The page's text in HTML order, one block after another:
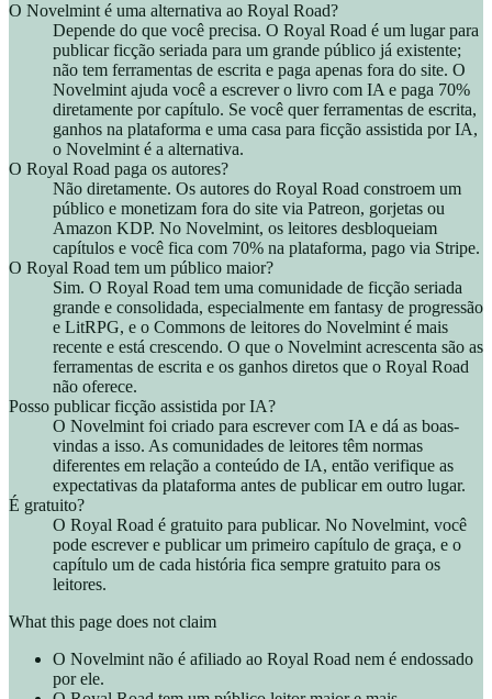
O Novelmint é uma alternativa ao Royal Road?
Depende do que você precisa. O Royal Road é um lugar para
publicar ficção seriada para um grande público já existente;
não tem ferramentas de escrita e paga apenas fora do site. O
Novelmint ajuda você a escrever o livro com IA e paga 70%
diretamente por capítulo. Se você quer ferramentas de escrita,
ganhos na plataforma e uma casa para ficção assistida por IA,
o Novelmint é a alternativa.
O Royal Road paga os autores?
Não diretamente. Os autores do Royal Road constroem um
público e monetizam fora do site via Patreon, gorjetas ou
Amazon KDP. No Novelmint, os leitores desbloqueiam
capítulos e você fica com 70% na plataforma, pago via Stripe.
O Royal Road tem um público maior?
Sim. O Royal Road tem uma comunidade de ficção seriada
grande e consolidada, especialmente em fantasy de progressão
e LitRPG, e o Commons de leitores do Novelmint é mais
recente e está crescendo. O que o Novelmint acrescenta são as
ferramentas de escrita e os ganhos diretos que o Royal Road
não oferece.
Posso publicar ficção assistida por IA?
O Novelmint foi criado para escrever com IA e dá as boas-
vindas a isso. As comunidades de leitores têm normas
diferentes em relação a conteúdo de IA, então verifique as
expectativas da plataforma antes de publicar em outro lugar.
É gratuito?
O Royal Road é gratuito para publicar. No Novelmint, você
pode escrever e publicar um primeiro capítulo de graça, e o
capítulo um de cada história fica sempre gratuito para os
leitores.
What this page does not claim
O Novelmint não é afiliado ao Royal Road nem é endossado
por ele.